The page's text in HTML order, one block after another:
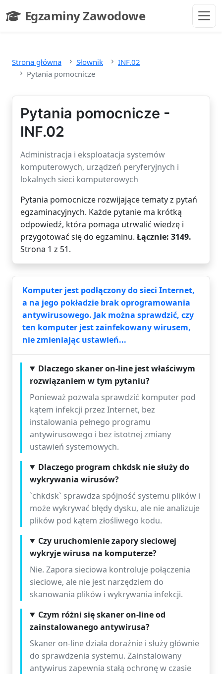
Egzaminy Zawodowe
- strona główna
Strona główna Słownik
INF.02
Pytania pomocnicze
Pytania pomocnicze -
INF.02
Administracja i eksploatacja systemów
komputerowych, urządzeń peryferyjnych i
lokalnych sieci komputerowych
Pytania pomocnicze rozwijające tematy z pytań
egzaminacyjnych. Każde pytanie ma krótką
odpowiedź, która pomaga utrwalić wiedzę i
przygotować się do egzaminu. Łącznie: 3149.
Strona 1 z 51.
Komputer jest podłączony do sieci Internet,
a na jego pokładzie brak oprogramowania
antywirusowego. Jak można sprawdzić, czy
ten komputer jest zainfekowany wirusem,
nie zmieniając ustawień...
Dlaczego skaner on-line jest właściwym
rozwiązaniem w tym pytaniu?
Ponieważ pozwala sprawdzić komputer pod
kątem infekcji przez Internet, bez
instalowania pełnego programu
antywirusowego i bez istotnej zmiany
ustawień systemowych.
Dlaczego program chkdsk nie służy do
wykrywania wirusów?
`chkdsk` sprawdza spójność systemu plików i
może wykrywać błędy dysku, ale nie analizuje
plików pod kątem złośliwego kodu.
Czy uruchomienie zapory sieciowej
wykryje wirusa na komputerze?
Nie. Zapora sieciowa kontroluje połączenia
sieciowe, ale nie jest narzędziem do
skanowania plików i wykrywania infekcji.
Czym różni się skaner on-line od
zainstalowanego antywirusa?
Skaner on-line działa doraźnie i służy głównie
do sprawdzenia systemu. Zainstalowany
antywirus zapewnia stałą ochronę w czasie